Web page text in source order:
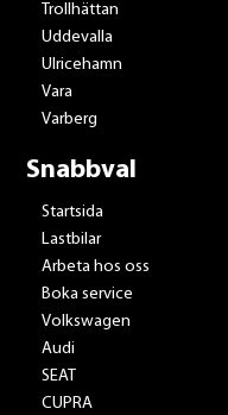
Trollhättan
Uddevalla
Ulricehamn
Vara
Varberg
Snabbval
Startsida
Lastbilar
Arbeta hos oss
Boka service
Volkswagen
Audi
SEAT
CUPRA